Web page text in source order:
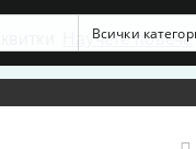
Научете повече